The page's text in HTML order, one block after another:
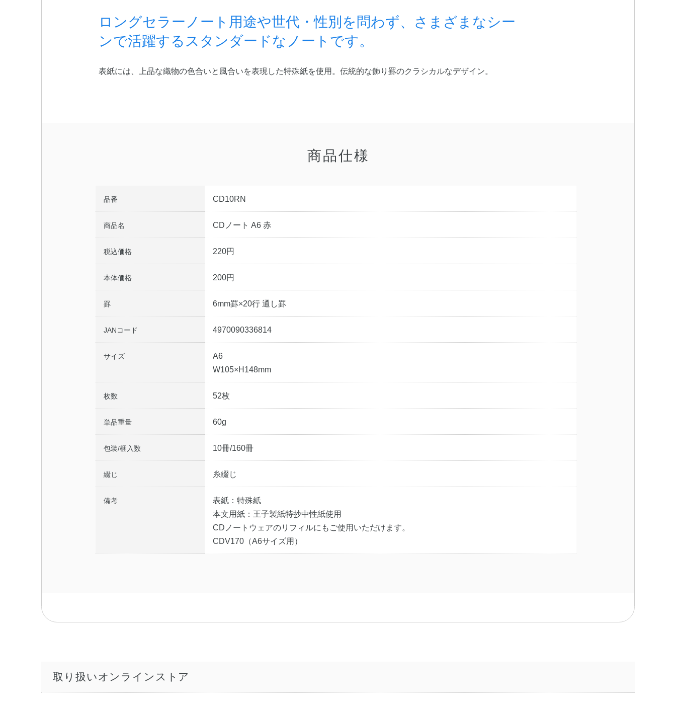
ロングセラーノート用途や世代・性別を問わず、さまざまなシー
ンで活躍するスタンダードなノートです。
表紙には、上品な織物の色合いと風合いを表現した特殊紙を使用。伝統的な飾り罫のクラシカルなデザイン。
商品仕様
品番 CD10RN
商品名 CDノート A6 赤
税込価格 220円
本体価格 200円
罫 6mm罫×20行 通し罫
JANコード 4970090336814
サイズ
A6
W105×H148mm
枚数 52枚
単品重量 60g
包装/梱入数 10冊/160冊
綴じ 糸綴じ
備考
表紙：特殊紙
本文用紙：王子製紙特抄中性紙使用
CDノートウェアのリフィルにもご使用いただけます。
CDV170（A6サイズ用）
取り扱いオンラインストア